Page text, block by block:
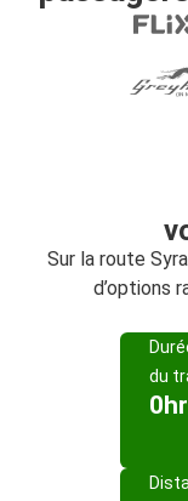
Sur la route
d’options
du